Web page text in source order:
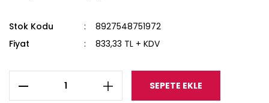
Stok Kodu
8927548751972
Fiyat
833,33 TL + KDV
SEPETE EKLE